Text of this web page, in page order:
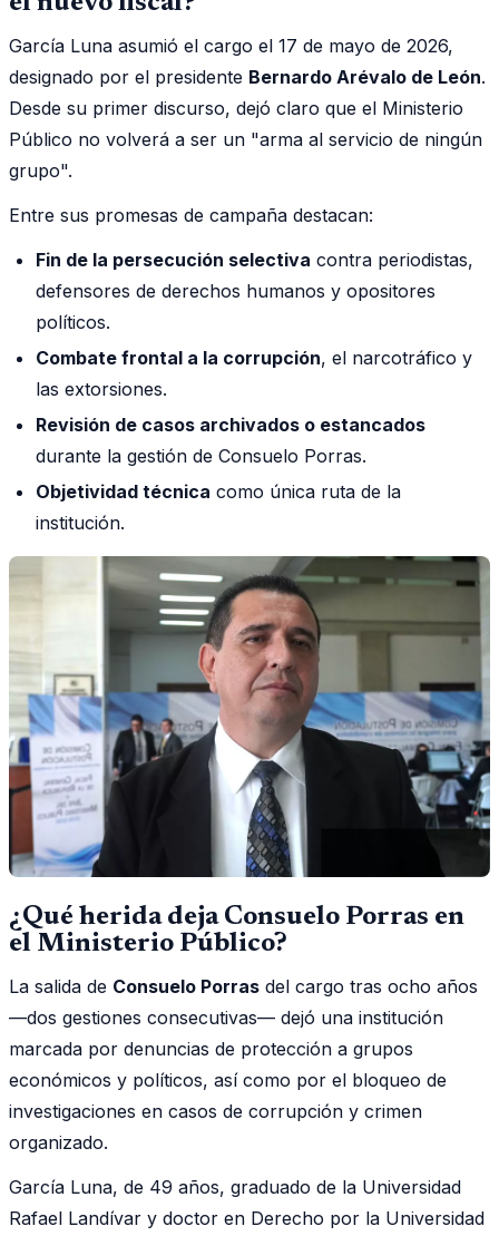
García Luna asumió el cargo el 17 de mayo de 2026,
designado por el presidente Bernardo Arévalo de León.
Desde su primer discurso, dejó claro que el Ministerio
Público no volverá a ser un "arma al servicio de ningún
grupo".
Entre sus promesas de campaña destacan:
Fin de la persecución selectiva contra periodistas,
defensores de derechos humanos y opositores
políticos.
Combate frontal a la corrupción, el narcotráfico y
las extorsiones.
Revisión de casos archivados o estancados
durante la gestión de Consuelo Porras.
Objetividad técnica como única ruta de la
institución.
¿Qué herida deja Consuelo Porras en
el Ministerio Público?
La salida de Consuelo Porras del cargo tras ocho años
—dos gestiones consecutivas— dejó una institución
marcada por denuncias de protección a grupos
económicos y políticos, así como por el bloqueo de
investigaciones en casos de corrupción y crimen
organizado.
García Luna, de 49 años, graduado de la Universidad
Rafael Landívar y doctor en Derecho por la Universidad